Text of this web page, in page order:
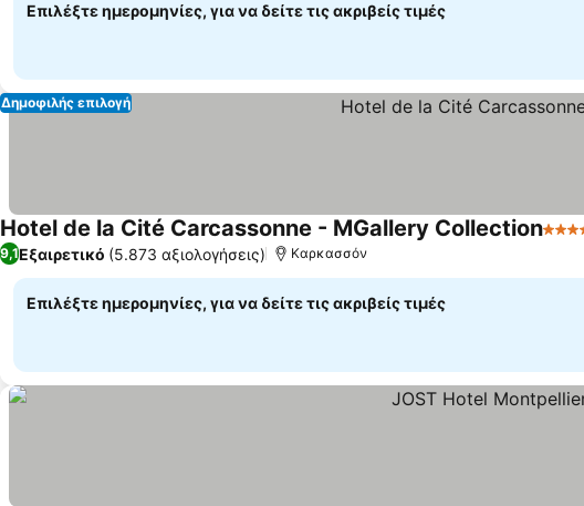
Επιλέξτε ημερομηνίες, για να δείτε τις ακριβείς τιμές
Δημοφιλής επιλογή
Hotel de la Cité Carcassonne - MGallery Collection5
9,1Εξαιρετικό (5.873 αξιολογήσεις) Καρκασσόν
Επιλέξτε ημερομηνίες, για να δείτε τις ακριβείς τιμές